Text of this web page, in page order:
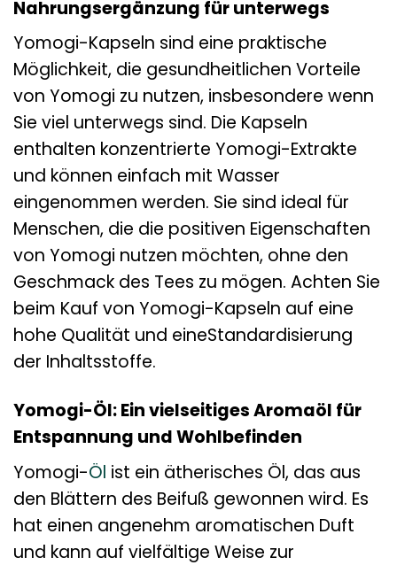
Nahrungsergänzung für unterwegs
Yomogi-Kapseln sind eine praktische
Möglichkeit, die gesundheitlichen Vorteile
von Yomogi zu nutzen, insbesondere wenn
Sie viel unterwegs sind. Die Kapseln
enthalten konzentrierte Yomogi-Extrakte
und können einfach mit Wasser
eingenommen werden. Sie sind ideal für
Menschen, die die positiven Eigenschaften
von Yomogi nutzen möchten, ohne den
Geschmack des Tees zu mögen. Achten Sie
beim Kauf von Yomogi-Kapseln auf eine
hohe Qualität und eineStandardisierung
der Inhaltsstoffe.
Yomogi-Öl: Ein vielseitiges Aromaöl für
Entspannung und Wohlbefinden
Yomogi-Öl ist ein ätherisches Öl, das aus
den Blättern des Beifuß gewonnen wird. Es
hat einen angenehm aromatischen Duft
und kann auf vielfältige Weise zur